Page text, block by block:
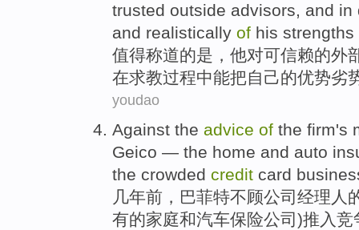
trusted outside advisors and in
and realistically of his strengths
值得称道的是， 他对可信赖的外
在求教过程中能把自己的优势劣
youdao
Against the advice of the firm's
Geico — the home and auto
the crowded credit card
几年前 ， 巴菲特不顾公司 经理人
有的家庭和汽车保险公司 )推 入竞